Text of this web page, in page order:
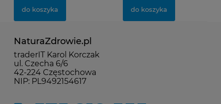
do koszyka do koszyka
NaturaZdrowie.pl
traderIT Karol Korczak
ul. Czecha 6/6
42-224 Częstochowa
NIP: PL9492154617